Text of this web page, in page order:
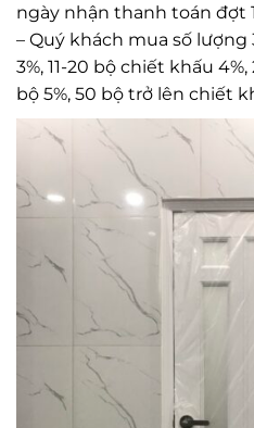
ngày nhận thanh toán đợt
– Quý khách mua số
3%, 11-20 bộ chiết khấu
bộ 5%, 50 bộ trở lên chiết